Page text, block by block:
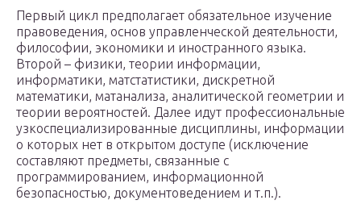
Первый цикл предполагает обязательное изучение
правоведения, основ управленческой деятельности,
философии, экономики и иностранного языка.
Второй – физики, теории информации,
информатики, матстатистики, дискретной
математики, матанализа, аналитической геометрии и
теории вероятностей. Далее идут профессиональные
узкоспециализированные дисциплины, информации
о которых нет в открытом доступе (исключение
составляют предметы, связанные с
программированием, информационной
безопасностью, документоведением и т.п.).